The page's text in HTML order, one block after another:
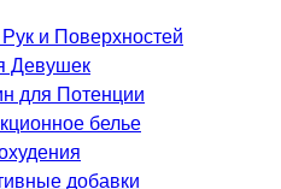
и Поверхностей
Девушек
для Потенции
белье
добавки